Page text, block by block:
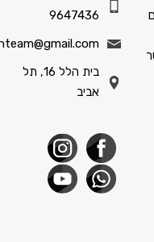
9647436
info.talenteam@gmail.com
בית הלל 16, תל